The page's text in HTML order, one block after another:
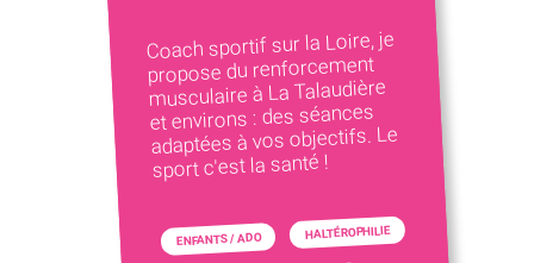
Coach sportif sur la Loire, je
propose du renforcement
musculaire à La Talaudière
et environs : des séances
adaptées à vos objectifs. Le
sport c'est la santé !
ENFANTS / ADO HALTÉROPHILIE